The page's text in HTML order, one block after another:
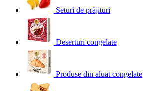
Seturi de prăjituri
Deserturi congelate
Produse din aluat congelate